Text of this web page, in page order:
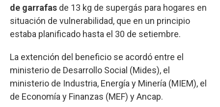
de garrafas de 13 kg de supergás para hogares en
situación de vulnerabilidad, que en un principio
estaba planificado hasta el 30 de setiembre.
La extención del beneficio se acordó entre el
ministerio de Desarrollo Social (Mides), el
ministerio de Industria, Energía y Minería (MIEM), el
de Economía y Finanzas (MEF) y Ancap.